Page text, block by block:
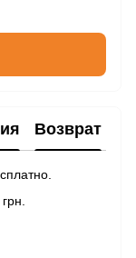
Возврат